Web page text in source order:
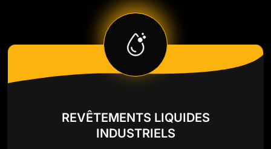
REVÊTEMENTS LIQUIDES
INDUSTRIELS